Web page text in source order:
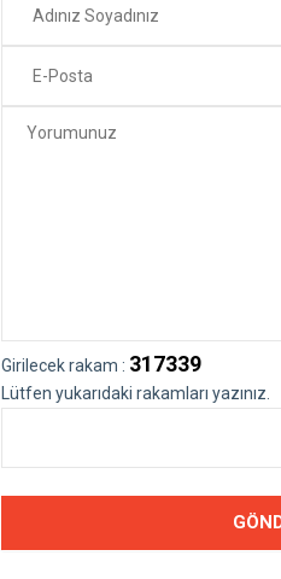
Girilecek rakam : 317339
Lütfen yukarıdaki rakamları yazınız.